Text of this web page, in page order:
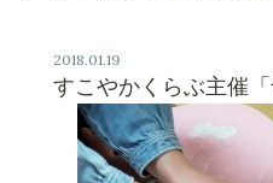
すこやかくらぶ主催
2018.01.19